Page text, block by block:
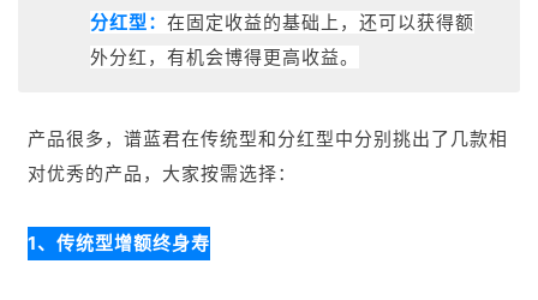
分红型： 在固定收益的基础上，还可以获得额
外分红，有机会博得更高收益。
产品很多，谱蓝君在传统型和分红型中分别挑出了几款相
对优秀的产品，大家按需选择：
1、传统型增额终身寿